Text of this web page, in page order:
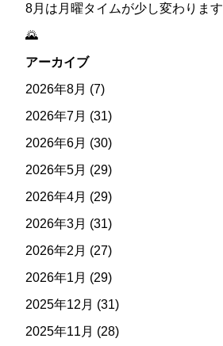
8月は月曜タイムが少し変わります
🌄
アーカイブ
2026年8月 (7)
2026年7月 (31)
2026年6月 (30)
2026年5月 (29)
2026年4月 (29)
2026年3月 (31)
2026年2月 (27)
2026年1月 (29)
2025年12月 (31)
2025年11月 (28)